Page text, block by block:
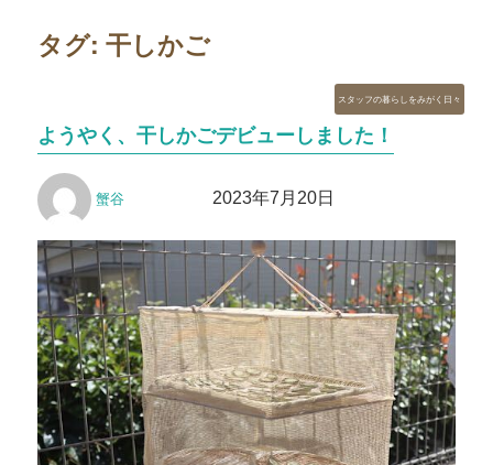
タグ:干しかご
ようやく、干しかごデビューしました！
稿蟹谷稿
2023年7月20日
カ
テ
ゴ
スタッフの暮らしをみがく日々